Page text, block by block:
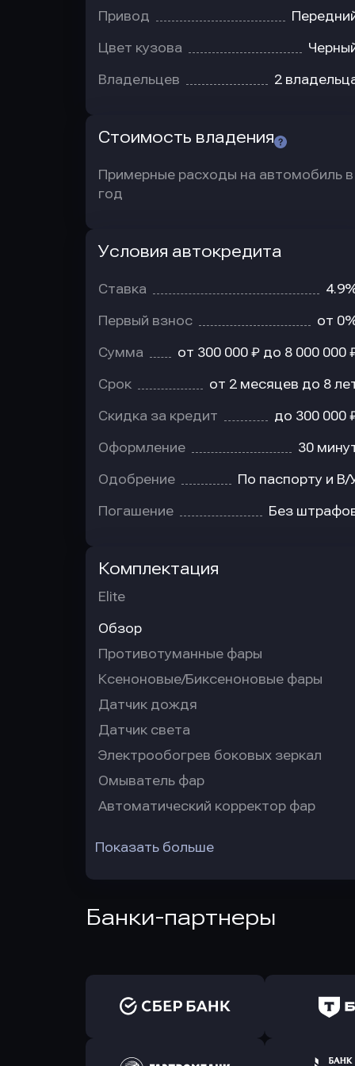
Привод
Цвет кузова
Владельцев 2
Стоимость владения
Примерные расходы на автомобиль в
год
Условия автокредита
Ставка
Первый взнос от
Сумма от 300 000 ₽ до 8 000 000
Срок от 2 месяцев до 8
Скидка за кредит до 300 000
Оформление 30
Одобрение По паспорту и В/
Погашение Без
Комплектация
Elite
Обзор
Противотуманные фары
Ксеноновые/Биксеноновые фары
Датчик дождя
Датчик света
Электрообогрев боковых зеркал
Омыватель фар
Автоматический корректор фар
Показать больше
Банки-партнеры
Оправить заявку